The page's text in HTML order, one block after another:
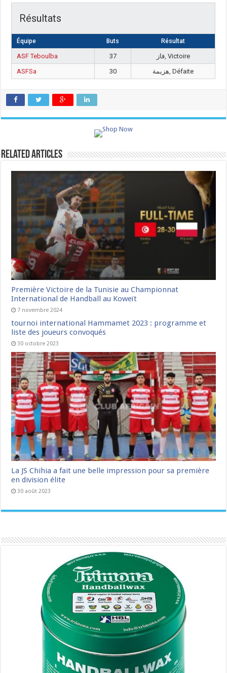
Résultats
Équipe Buts Résultat
ASF Teboulba 37
فاز, Victoire
ASFSa
30 هزيمة, Défaite
Related Articles
Première Victoire de la Tunisie au Championnat
International de Handball au Koweït
7 novembre 2024
tournoi international Hammamet 2023 : programme et
liste des joueurs convoqués
30 octobre 2023
La JS Chihia a fait une belle impression pour sa première
en division élite
30 août 2023